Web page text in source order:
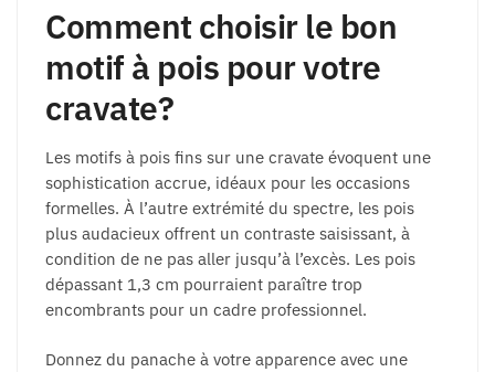
Comment choisir le bon
motif à pois pour votre
cravate?
Les motifs à pois fins sur une cravate évoquent une
sophistication accrue, idéaux pour les occasions
formelles. À l’autre extrémité du spectre, les pois
plus audacieux offrent un contraste saisissant, à
condition de ne pas aller jusqu’à l’excès. Les pois
dépassant 1,3 cm pourraient paraître trop
encombrants pour un cadre professionnel.
Donnez du panache à votre apparence avec une